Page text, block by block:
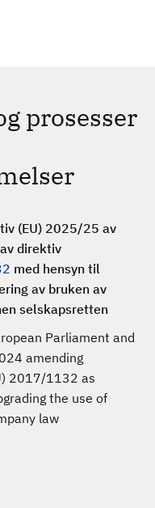
prosesser
(EU) 2025/25 av
direktiv
med hensyn til
av bruken av
selskapsretten
Parliament and
amending
2017/1132 as
the use of
law